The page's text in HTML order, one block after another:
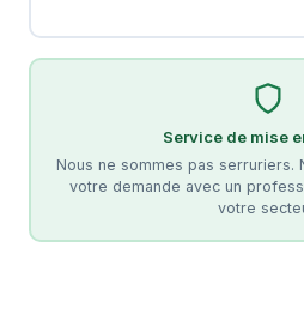
Service de mise
Nous ne sommes pas serruriers.
votre demande avec un
votre